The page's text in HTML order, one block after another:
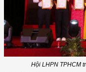
Hội LHPN TPHCM